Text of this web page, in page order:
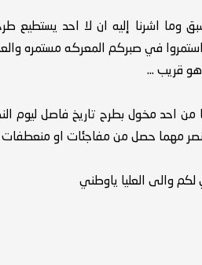
وما اشرنا إليه ان لا احد يستطيع
في صبركم المعركه مستمره
قريب ...
من احد مخول بطرح تاريخ فاصل ليوم
مهما حصل من مفاجئات او منعطفات
لكم والى العليا ياوطني